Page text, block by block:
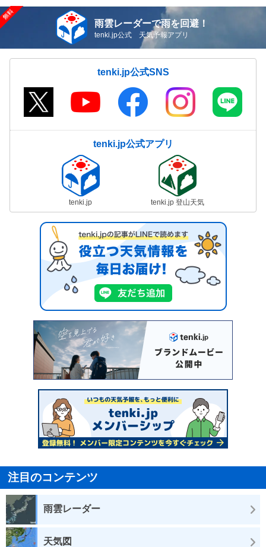
雨雲レーダーで雨を回避！
tenki.jp公式 天気予報アプリ
tenki.jp公式SNS
tenki.jp公式アプリ
tenki.jp tenki.jp 登山天気
注目のコンテンツ
雨雲レーダー
天気図